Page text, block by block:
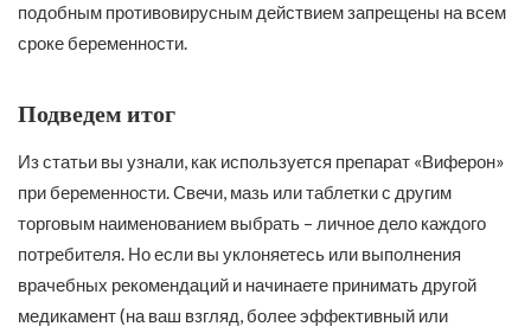
подобным противовирусным действием запрещены на всем
сроке беременности.
Подведем итог
Из статьи вы узнали, как используется препарат «Виферон»
при беременности. Свечи, мазь или таблетки с другим
торговым наименованием выбрать – личное дело каждого
потребителя. Но если вы уклоняетесь или выполнения
врачебных рекомендаций и начинаете принимать другой
медикамент (на ваш взгляд, более эффективный или